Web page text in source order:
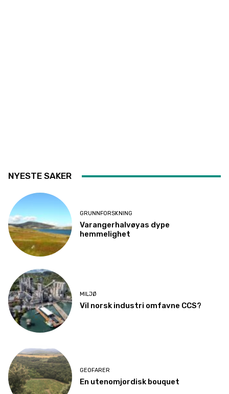
NYESTE SAKER
GRUNNFORSKNING
Varangerhalvøyas dype
hemmelighet
MILJØ
Vil norsk industri omfavne CCS?
GEOFARER
En utenomjordisk bouquet